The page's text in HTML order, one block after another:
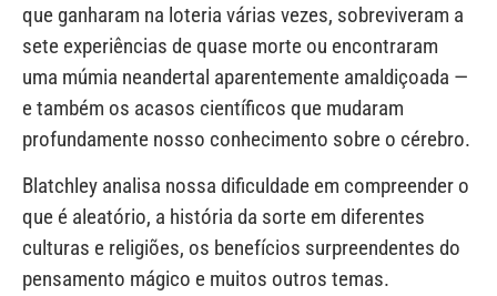
que ganharam na loteria várias vezes, sobreviveram a
sete experiências de quase morte ou encontraram
uma múmia neandertal aparentemente amaldiçoada —
e também os acasos científicos que mudaram
profundamente nosso conhecimento sobre o cérebro.
Blatchley analisa nossa dificuldade em compreender o
que é aleatório, a história da sorte em diferentes
culturas e religiões, os benefícios surpreendentes do
pensamento mágico e muitos outros temas.